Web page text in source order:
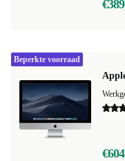
€604
Beperkte voorraad